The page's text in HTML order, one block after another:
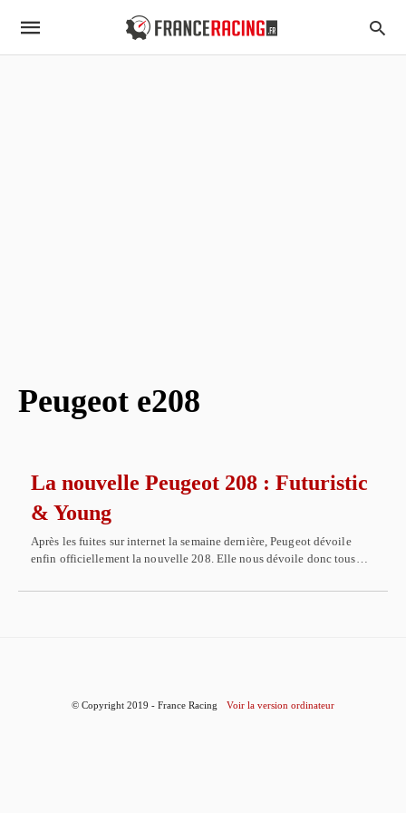
Peugeot e208
La nouvelle Peugeot 208 : Futuristic
& Young
Après les fuites sur internet la semaine dernière, Peugeot dévoile
enfin officiellement la nouvelle 208. Elle nous dévoile donc tous…
© Copyright 2019 - France Racing Voir la version ordinateur